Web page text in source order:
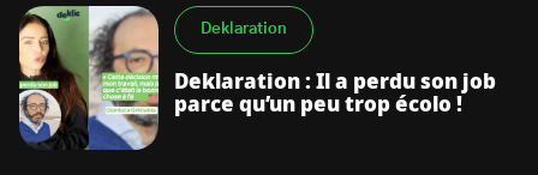
Deklaration
Deklaration : Il a perdu son job
parce qu’un peu trop écolo !